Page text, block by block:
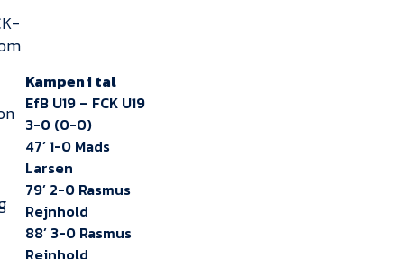
Kampen i tal
EfB U19 – FCK U19
3-0 (0-0)
47’ 1-0 Mads
Larsen
79’ 2-0 Rasmus
Rejnhold
88’ 3-0 Rasmus
Rejnhold